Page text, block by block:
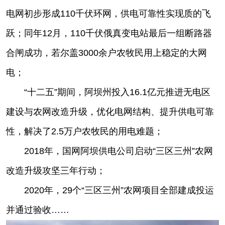
电网初步形成110千伏环网，供电可靠性实现质的飞
跃；同年12月，110千伏俄真变电站最后一组断路器
合闸成功，若尔盖3000余户农牧民用上稳定的大网
电；
“十二五”期间，阿坝州投入16.1亿元推进无电区
建设与农网改造升级，优化电网结构、提升供电可靠
性，解决了2.5万户农牧民的用电难题；
2018年，国网阿坝供电公司启动“三区三州”农网
改造升级攻坚三年行动；
2020年，29个“三区三州”农网项目全部建成投运
并通过验收……